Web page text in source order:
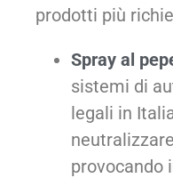
prodotti più
Spray al
sistemi di
legali in
provocando